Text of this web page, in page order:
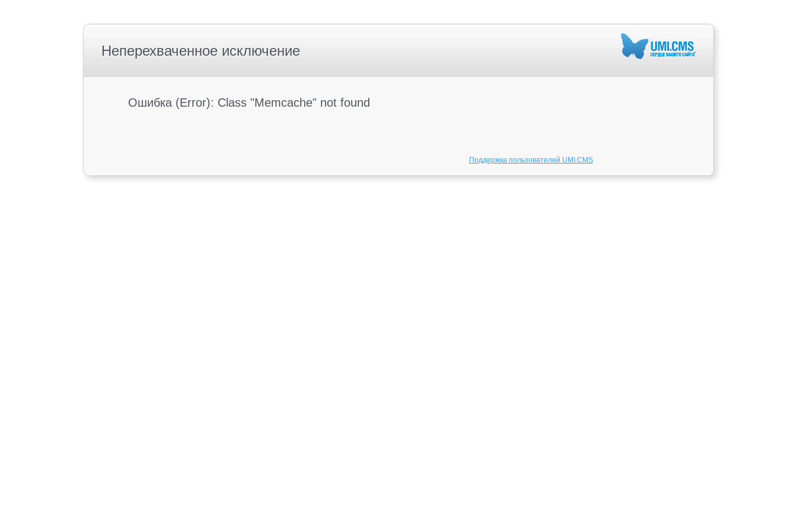
Неперехваченное исключение
Ошибка (Error): Class "Memcache" not found
Поддержка пользователей UMI.CMS